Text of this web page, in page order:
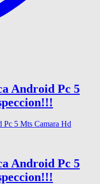
Android Pc 5
Android Pc 5